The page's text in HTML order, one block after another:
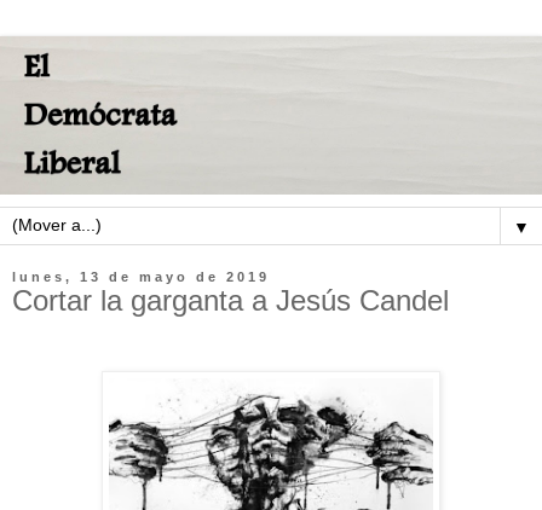
▼
lunes, 13 de mayo de 2019
Cortar la garganta a Jesús Candel